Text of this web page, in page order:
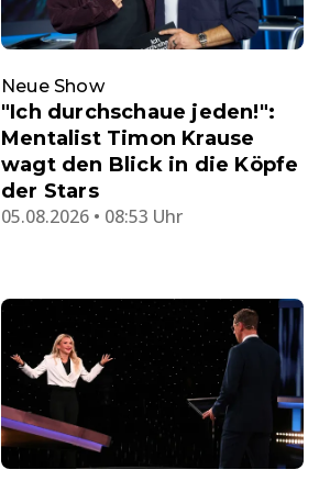
Neue Show
"Ich durchschaue jeden!":
Mentalist Timon Krause
wagt den Blick in die Köpfe
der Stars
05.08.2026 • 08:53 Uhr